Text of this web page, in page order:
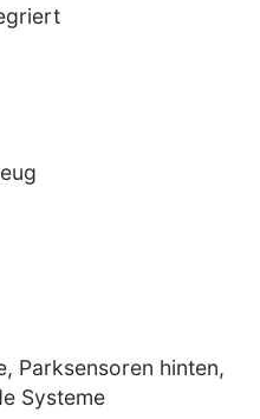
Parksensoren hinten,
Systeme